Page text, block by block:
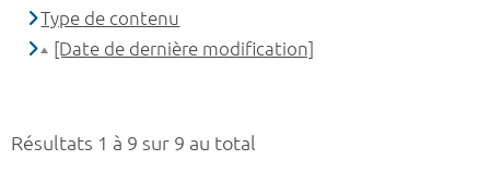
Résultats 1 à 9 sur 9 au total
Type de contenu
[Date de dernière modification]